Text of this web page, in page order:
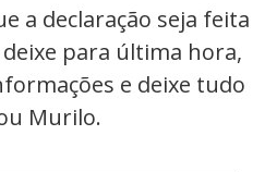
a declaração seja feita
para última hora,
e deixe tudo
Murilo.